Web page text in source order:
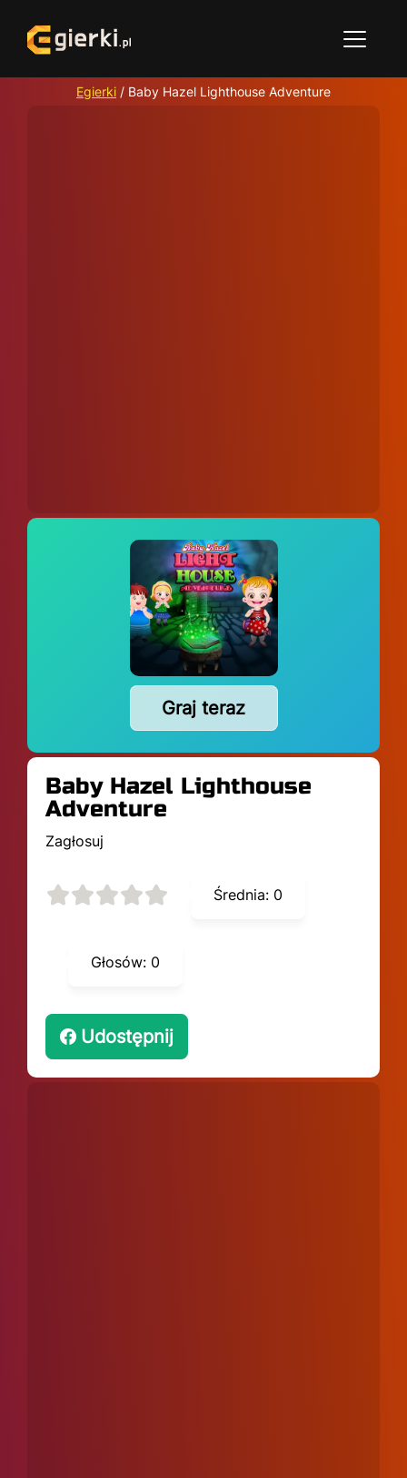
Egierki / Baby Hazel Lighthouse Adventure
Graj teraz
Baby Hazel Lighthouse
Adventure
Zagłosuj
Średnia: 0
Głosów: 0
Udostępnij